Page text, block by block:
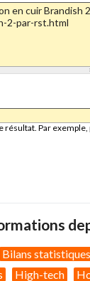
Par exemple,
Bilans statistiques
High-tech